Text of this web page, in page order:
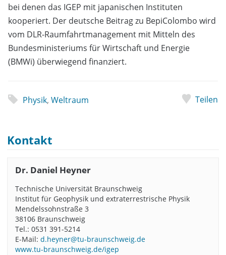
bei denen das IGEP mit japanischen Instituten
kooperiert. Der deutsche Beitrag zu BepiColombo wird
vom DLR-Raumfahrtmanagement mit Mitteln des
Bundesministeriums für Wirtschaft und Energie
(BMWi) überwiegend finanziert.
Physik, Weltraum Teilen
Kontakt
Dr. Daniel Heyner
Technische Universität Braunschweig
Institut für Geophysik und extraterrestrische Physik
Mendelssohnstraße 3
38106 Braunschweig
Tel.: 0531 391-5214
E-Mail: d.heyner@tu-braunschweig.de
www.tu-braunschweig.de/igep